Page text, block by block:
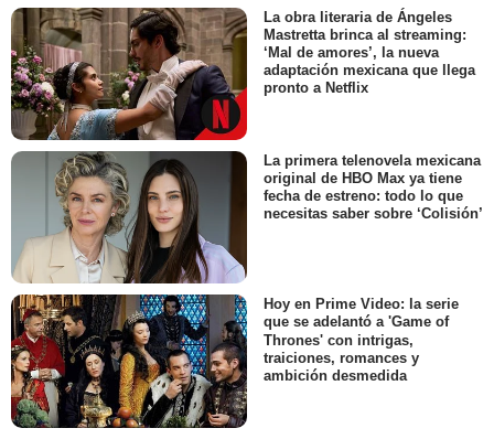
La obra literaria de Ángeles
Mastretta brinca al streaming:
‘Mal de amores’, la nueva
adaptación mexicana que llega
pronto a Netflix
La primera telenovela mexicana
original de HBO Max ya tiene
fecha de estreno: todo lo que
necesitas saber sobre ‘Colisión’
Hoy en Prime Video: la serie
que se adelantó a 'Game of
Thrones' con intrigas,
traiciones, romances y
ambición desmedida